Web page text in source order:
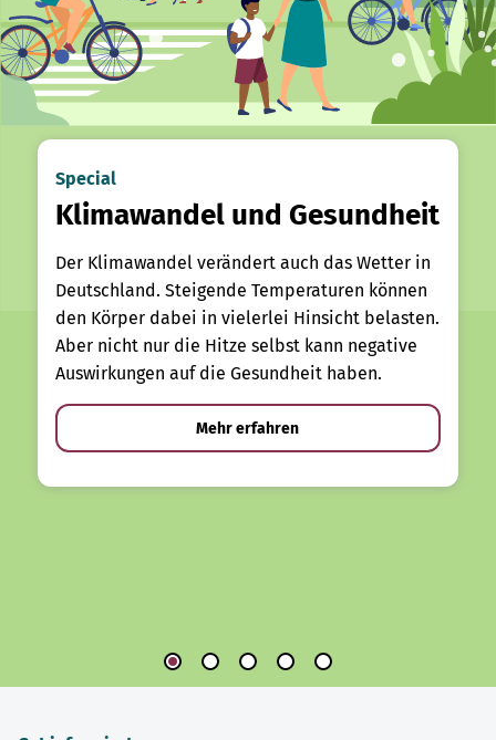
Special
Klimawandel und Gesundheit
Der Klimawandel verändert auch das Wetter in
Deutschland. Steigende Temperaturen können
den Körper dabei in vielerlei Hinsicht belasten.
Aber nicht nur die Hitze selbst kann negative
Auswirkungen auf die Gesundheit haben.
Mehr erfahren